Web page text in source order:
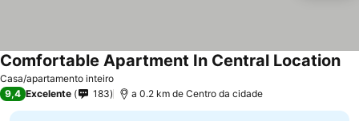
Casa/apartamento inteiro
Comfortable Apartment In Central Location
9,4 Excelente 183 a 0.2 km de Centro da cidade